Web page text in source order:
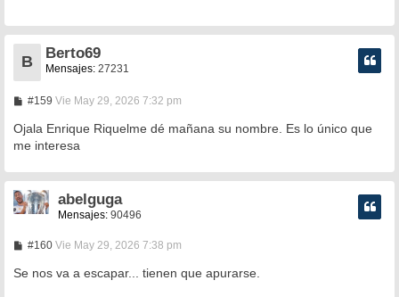
e
B
Berto69
Mensajes: 27231
#159M
n
a
e
Vie May 29, 2026 7:32 pm
Ojala Enrique Riquelme dé mañana su nombre. Es lo único que
me interesa
abelguga
Mensajes: 90496
#160M
n
Vie May 29, 2026 7:38 pm
Se nos va a escapar... tienen que apurarse.